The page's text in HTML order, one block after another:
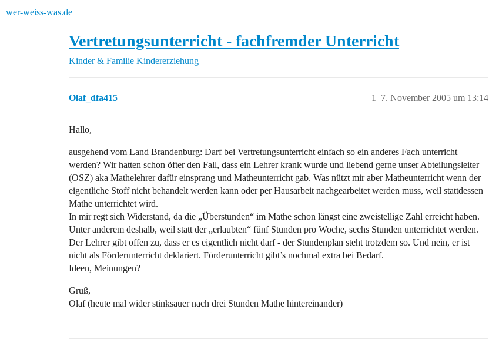
wer-weiss-was.de
Vertretungsunterricht - fachfremder Unterricht
Kinder & Familie Kindererziehung
Olaf_dfa415 7. November 2005 um 13:14
1
Hallo,
ausgehend vom Land Brandenburg: Darf bei Vertretungsunterricht einfach so ein anderes Fach unterricht
werden? Wir hatten schon öfter den Fall, dass ein Lehrer krank wurde und liebend gerne unser Abteilungsleiter
(OSZ) aka Mathelehrer dafür einsprang und Matheunterricht gab. Was nützt mir aber Matheunterricht wenn der
eigentliche Stoff nicht behandelt werden kann oder per Hausarbeit nachgearbeitet werden muss, weil stattdessen
Mathe unterrichtet wird.
In mir regt sich Widerstand, da die „Überstunden“ im Mathe schon längst eine zweistellige Zahl erreicht haben.
Unter anderem deshalb, weil statt der „erlaubten“ fünf Stunden pro Woche, sechs Stunden unterrichtet werden.
Der Lehrer gibt offen zu, dass er es eigentlich nicht darf - der Stundenplan steht trotzdem so. Und nein, er ist
nicht als Förderunterricht deklariert. Förderunterricht gibt’s nochmal extra bei Bedarf.
Ideen, Meinungen?
Gruß,
Olaf (heute mal wider stinksauer nach drei Stunden Mathe hintereinander)